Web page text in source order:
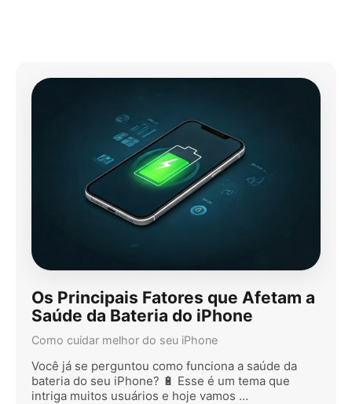
Os Principais Fatores que Afetam a
Saúde da Bateria do iPhone
Como cuidar melhor do seu iPhone
Você já se perguntou como funciona a saúde da
bateria do seu iPhone? 🔋 Esse é um tema que
intriga muitos usuários e hoje vamos …